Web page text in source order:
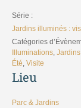
Série :
Jardins illuminés :
Catégories
Illuminations Jardins
Été Visite
Lieu
Parc & Jardins